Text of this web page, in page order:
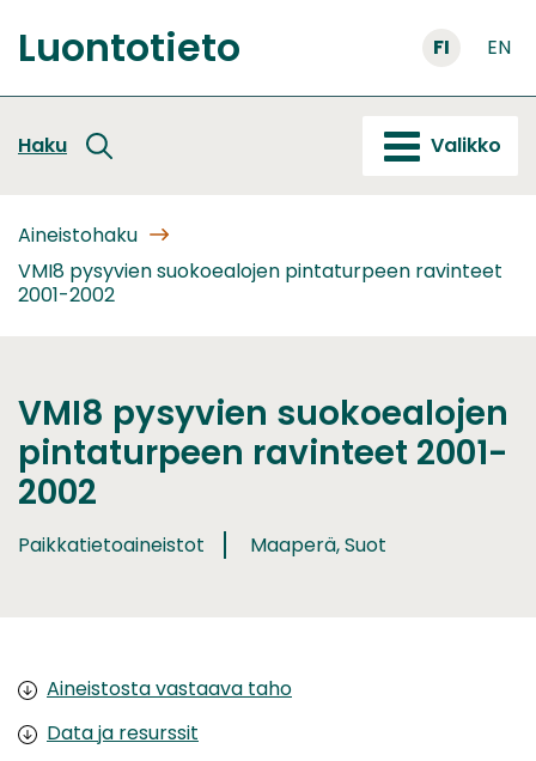
sisältöön
Etusivu
Luontotieto FI EN
Haku Valikko
Aineistohaku
VMI8 pysyvien suokoealojen pintaturpeen ravinteet
2001-2002
VMI8 pysyvien suokoealojen
pintaturpeen ravinteet 2001-
2002
Paikkatietoaineistot Maaperä, Suot
Aineistosta vastaava taho
Data ja resurssit